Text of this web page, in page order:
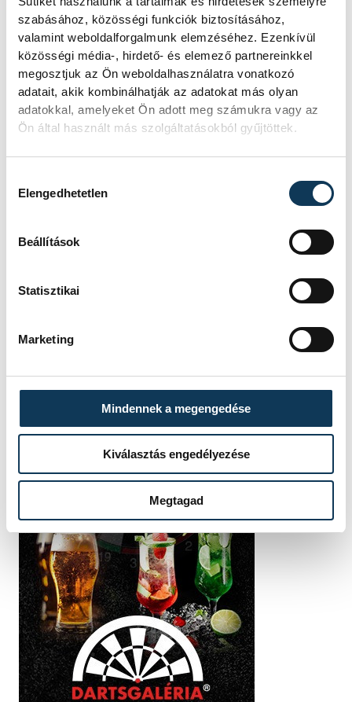
szabásához, közösségi funkciók biztosításához,
valamint weboldalforgalmunk elemzéséhez. Ezenkívül
közösségi média-, hirdető- és elemező partnereinkkel
megosztjuk az Ön weboldalhasználatra vonatkozó
adatait, akik kombinálhatják az adatokat más olyan
adatokkal, amelyeket Ön adott meg számukra vagy az
Ön által használt más szolgáltatásokból gyűjtöttek.
Elengedhetetlen
Beállítások
Statisztikai
Marketing
Mindennek a megengedése
Kiválasztás engedélyezése
Megtagad
SOROZAT NB III ÉSZAKNYUGATI
CSOPORT 2025/26
HAZAI
VSC VESZPRÉM
VENDÉG
ÚJPEST FC II
IDŐPONT
2026. MÁJUS 24. 17:00
HELYSZÍN
VESZPRÉM, VESZPRÉMI
VÁROSI STADION